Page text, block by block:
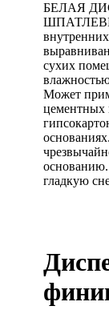
БЕЛАЯ
сухих
Может
цементных
основанию.
гладкую